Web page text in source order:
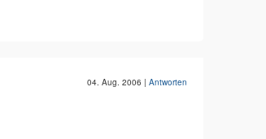
04. Aug. 2006 | Antworten